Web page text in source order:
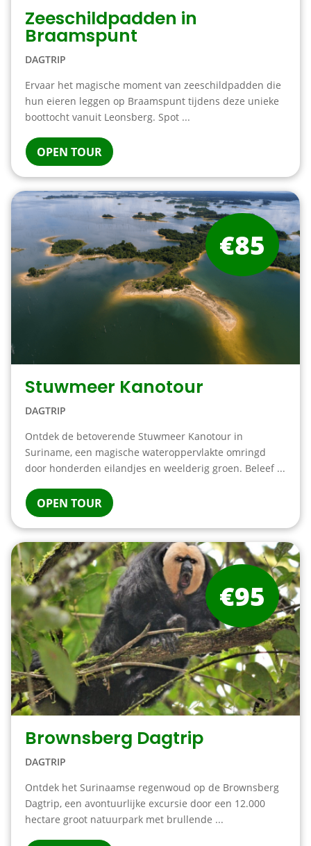
Zeeschildpadden in
Braamspunt
DAGTRIP
Ervaar het magische moment van zeeschildpadden die
hun eieren leggen op Braamspunt tijdens deze unieke
boottocht vanuit Leonsberg. Spot ...
OPEN TOUR
Stuwmeer Kanotour
DAGTRIP
Ontdek de betoverende Stuwmeer Kanotour in
Suriname, een magische wateroppervlakte omringd
door honderden eilandjes en weelderig groen. Beleef ...
OPEN TOUR
€85
Brownsberg Dagtrip
DAGTRIP
Ontdek het Surinaamse regenwoud op de Brownsberg
Dagtrip, een avontuurlijke excursie door een 12.000
hectare groot natuurpark met brullende ...
€95